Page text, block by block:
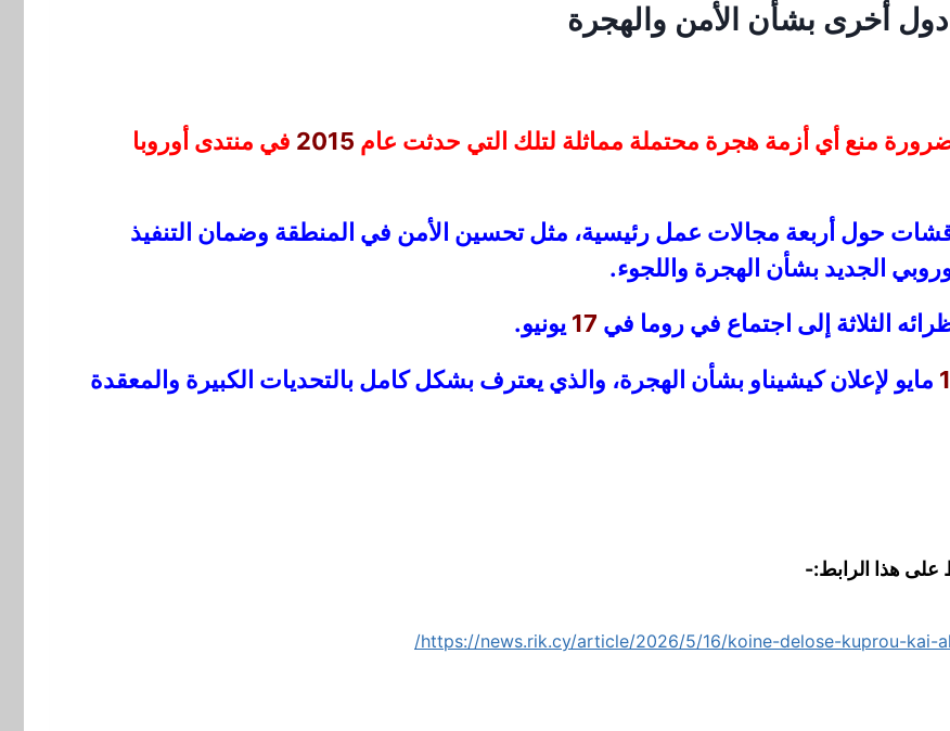
أخرى بشأن الأمن والهجرة
منع أي أزمة هجرة محتملة مماثلة لتلك التي حدثت عام 2015 في منتدى أوروبا
حول أربعة مجالات عمل رئيسية، مثل تحسين الأمن في المنطقة وضمان التنفيذ
الجديد بشأن الهجرة واللجوء.
الثلاثة إلى اجتماع في روما في 17 يونيو.
مايو لإعلان كيشيناو بشأن الهجرة، والذي يعترف بشكل كامل بالتحديات الكبيرة والمعقدة
على هذا الرابط:-
https://news.rik.cy/article/2026/5/16/koine-delose-kuprou-kai-